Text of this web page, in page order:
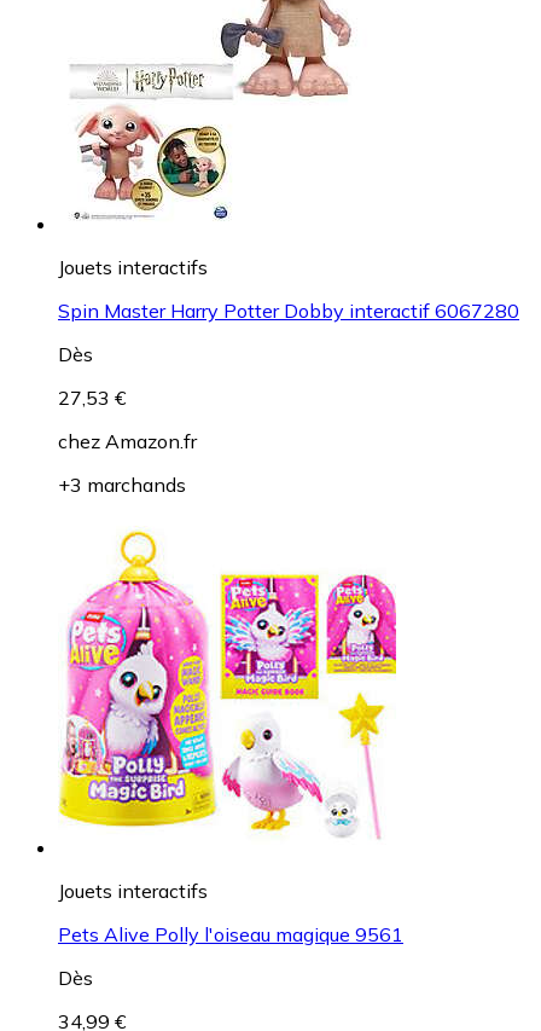
Jouets interactifs
Spin Master Harry Potter Dobby interactif 6067280
Dès
27,53 €
chez Amazon.fr
+3 marchands
Jouets interactifs
Pets Alive Polly l'oiseau magique 9561
Dès
34,99 €